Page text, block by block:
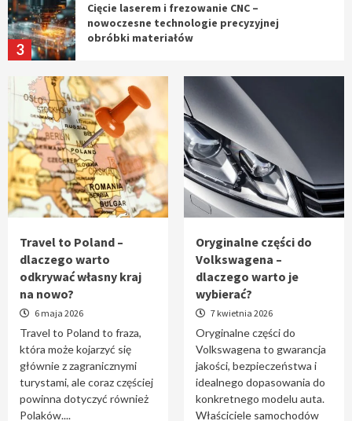
3
Cięcie laserem i frezowanie CNC –
nowoczesne technologie precyzyjnej
obróbki materiałów
4
Czy sztuczna inteligencja wyprze pracę
geodety w przyszłości?
5
Tworzenie aplikacji internetowych – jak
powstają nowoczesne rozwiązania cyfrowe
1
Travel to Poland – dlaczego warto odkrywać
własny kraj na nowo?
2
Oryginalne części do Volkswagena –
dlaczego warto je wybierać?
Travel to Poland –
dlaczego warto
odkrywać własny kraj
na nowo?
6 maja 2026
Travel to Poland to fraza,
która może kojarzyć się
głównie z zagranicznymi
turystami, ale coraz częściej
powinna dotyczyć również
Polaków....
Oryginalne części do
Volkswagena –
dlaczego warto je
wybierać?
7 kwietnia 2026
Oryginalne części do
Volkswagena to gwarancja
jakości, bezpieczeństwa i
idealnego dopasowania do
konkretnego modelu auta.
Właściciele samochodów